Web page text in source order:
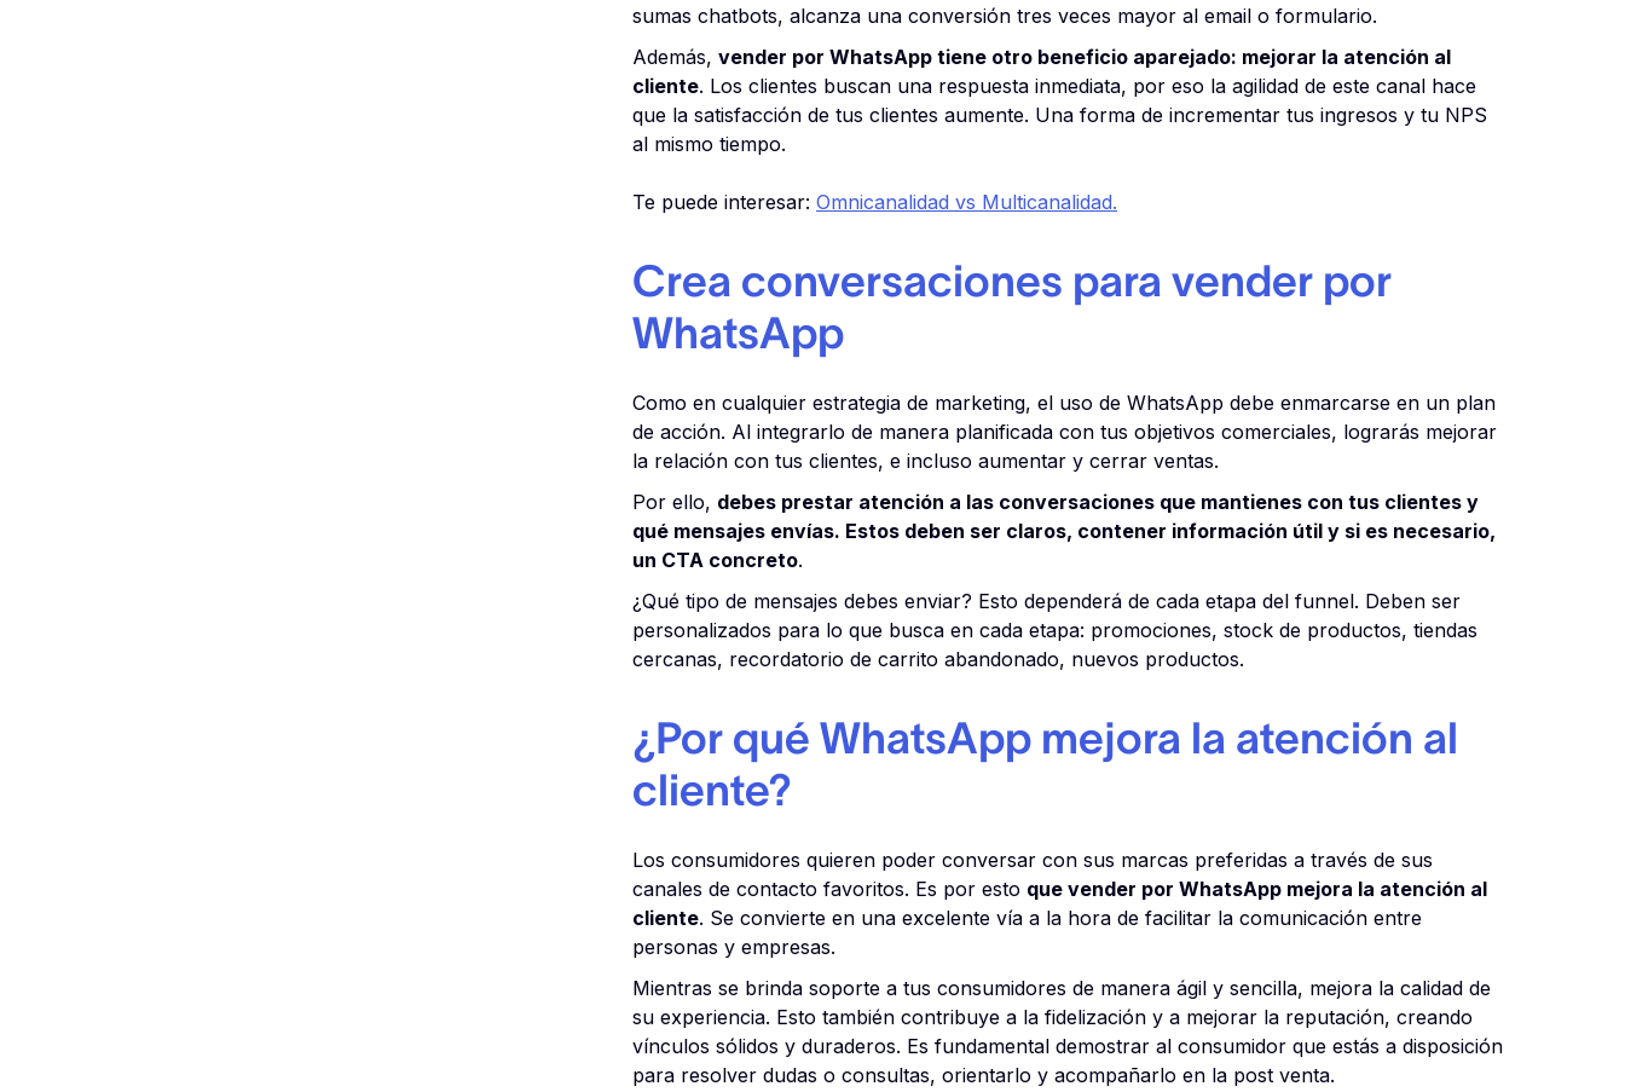
sumas chatbots, alcanza una conversión tres veces mayor al email o formulario.
Además, vender por WhatsApp tiene otro beneficio aparejado: mejorar la atención al
cliente. Los clientes buscan una respuesta inmediata, por eso la agilidad de este canal hace
que la satisfacción de tus clientes aumente. Una forma de incrementar tus ingresos y tu NPS
al mismo tiempo.
Te puede interesar: Omnicanalidad vs Multicanalidad.
Crea conversaciones para vender por
WhatsApp
Como en cualquier estrategia de marketing, el uso de WhatsApp debe enmarcarse en un plan
de acción. Al integrarlo de manera planificada con tus objetivos comerciales, lograrás mejorar
la relación con tus clientes, e incluso aumentar y cerrar ventas.
Por ello, debes prestar atención a las conversaciones que mantienes con tus clientes y
qué mensajes envías. Estos deben ser claros, contener información útil y si es necesario,
un CTA concreto.
¿Qué tipo de mensajes debes enviar? Esto dependerá de cada etapa del funnel. Deben ser
personalizados para lo que busca en cada etapa: promociones, stock de productos, tiendas
cercanas, recordatorio de carrito abandonado, nuevos productos.
¿Por qué WhatsApp mejora la atención al
cliente?
Los consumidores quieren poder conversar con sus marcas preferidas a través de sus
canales de contacto favoritos. Es por esto que vender por WhatsApp mejora la atención al
cliente. Se convierte en una excelente vía a la hora de facilitar la comunicación entre
personas y empresas.
Mientras se brinda soporte a tus consumidores de manera ágil y sencilla, mejora la calidad de
su experiencia. Esto también contribuye a la fidelización y a mejorar la reputación, creando
vínculos sólidos y duraderos. Es fundamental demostrar al consumidor que estás a disposición
para resolver dudas o consultas, orientarlo y acompañarlo en la post venta.